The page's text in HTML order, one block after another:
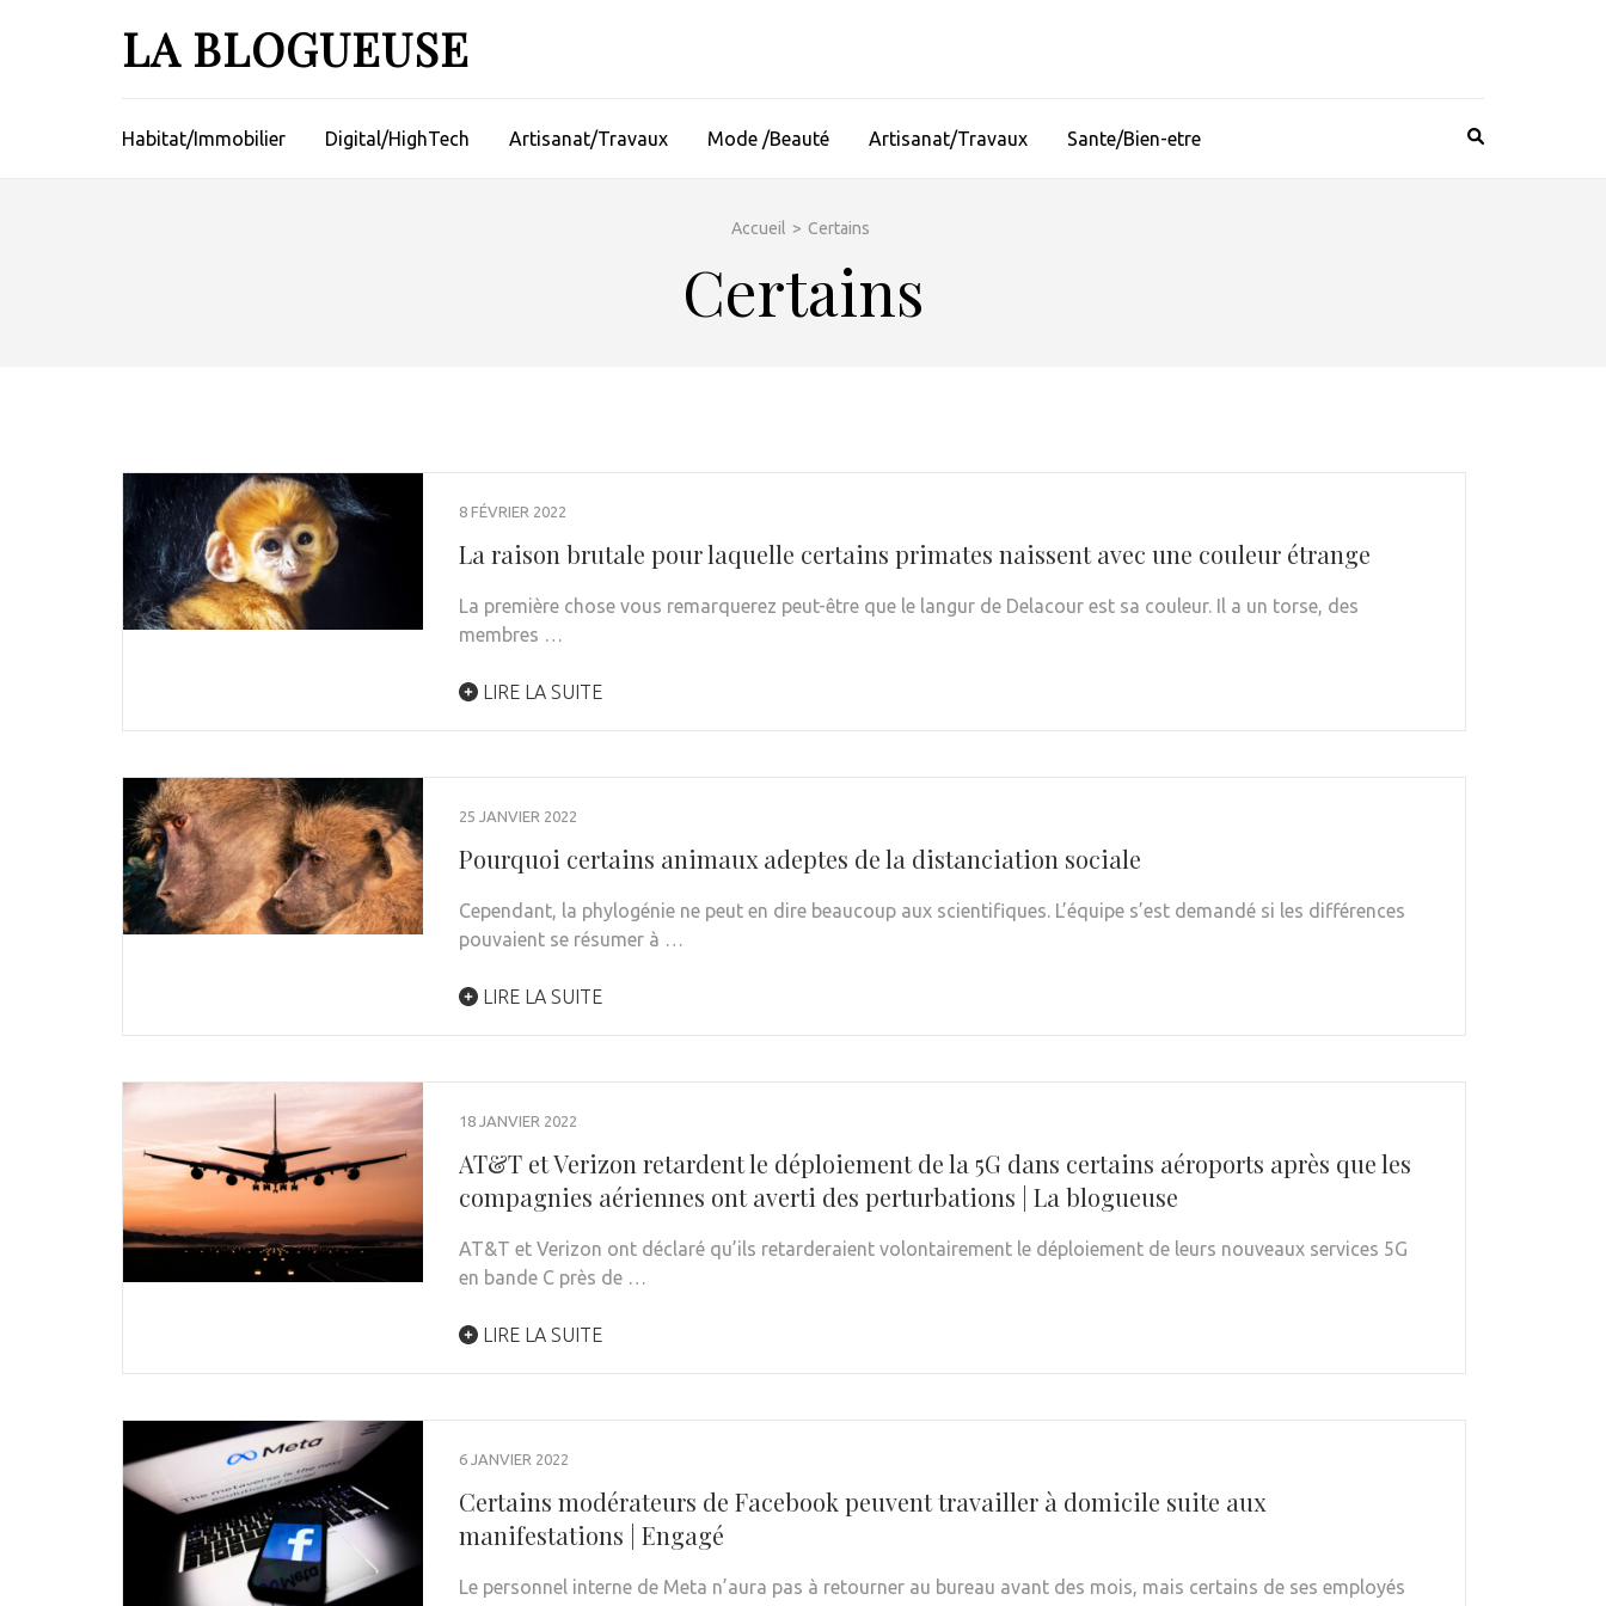
LA BLOGUEUSE
Habitat/Immobilier Digital/HighTech Artisanat/Travaux Mode /Beauté Artisanat/Travaux Sante/Bien-etre
Accueil > Certains
Certains
8 FÉVRIER 2022
La raison brutale pour laquelle certains primates naissent avec une couleur étrange
La première chose vous remarquerez peut-être que le langur de Delacour est sa couleur. Il a un torse, des
membres …
LIRE LA SUITE
25 JANVIER 2022
Pourquoi certains animaux adeptes de la distanciation sociale
Cependant, la phylogénie ne peut en dire beaucoup aux scientifiques. L’équipe s’est demandé si les différences
pouvaient se résumer à …
LIRE LA SUITE
18 JANVIER 2022
AT&T et Verizon retardent le déploiement de la 5G dans certains aéroports après que les
compagnies aériennes ont averti des perturbations | La blogueuse
AT&T et Verizon ont déclaré qu’ils retarderaient volontairement le déploiement de leurs nouveaux services 5G
en bande C près de …
LIRE LA SUITE
6 JANVIER 2022
Certains modérateurs de Facebook peuvent travailler à domicile suite aux
manifestations | Engagé
Le personnel interne de Meta n’aura pas à retourner au bureau avant des mois, mais certains de ses employés